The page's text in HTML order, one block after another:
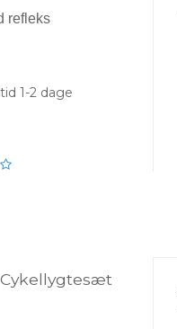
refleks
1-2 dage